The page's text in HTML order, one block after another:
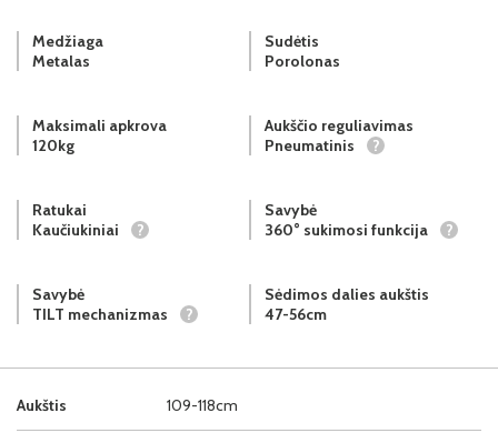
Aukštis 109-118cm
Medžiaga
Metalas
Sudėtis
Porolonas
Maksimali apkrova
120kg
Aukščio reguliavimas
Pneumatinis
?
Ratukai
Kaučiukiniai
?
Savybė
360° sukimosi funkcija
?
Savybė
TILT mechanizmas
?
Sėdimos dalies aukštis
47-56cm